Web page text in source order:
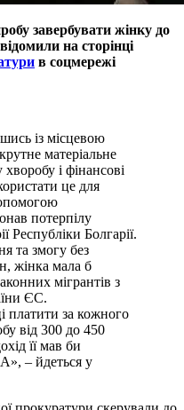
завербувати жінку до
на сторінці
в соцмережі
із місцевою
матеріальне
і фінансові
це для
потерпілу
Республіки Болгарії.
та змогу без
жінка мала б
мігрантів з
ЄС.
платити за кожного
від 300 до 450
її мав би
– йдеться у